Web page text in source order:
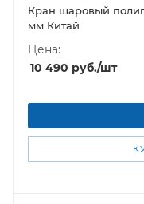
Кран шаровый
мм Китай
Цена:
10 490 руб./шт